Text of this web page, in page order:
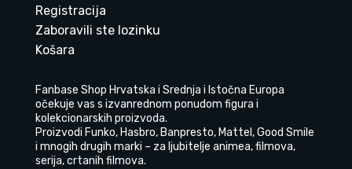
Registracija
Zaboravili ste lozinku
Košara
Fanbase Shop Hrvatska i Srednja i Istočna Europa
očekuje vas s izvanrednom ponudom figura i
kolekcionarskih proizvoda.
Proizvodi Funko, Hasbro, Banpresto, Mattel, Good Smile
i mnogih drugih marki – za ljubitelje animea, filmova,
serija, crtanih filmova.